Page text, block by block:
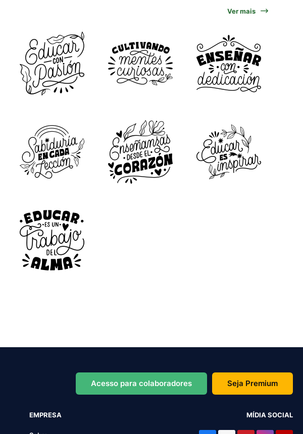
Ver mais
Acesso para colaboradores Seja Premium
EMPRESA MÍDIA SOCIAL